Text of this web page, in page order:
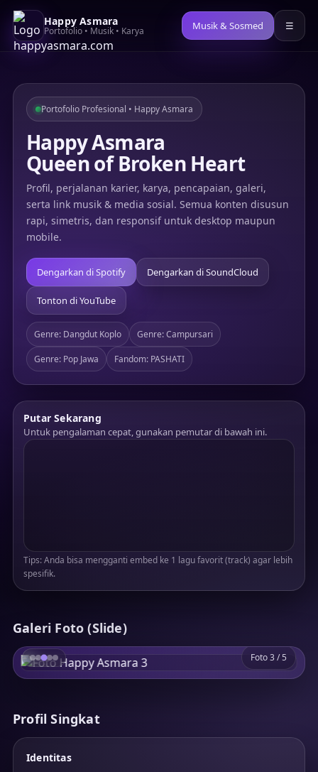
Happy Asmara
Portofolio • Musik • Karya Musik & Sosmed ☰
Portofolio Profesional • Happy Asmara
Happy Asmara
Queen of Broken Heart
Profil, perjalanan karier, karya, pencapaian, galeri,
serta link musik & media sosial. Semua konten disusun
rapi, simetris, dan responsif untuk desktop maupun
mobile.
Dengarkan di Spotify Dengarkan di SoundCloud
Tonton di YouTube
Genre: Dangdut Koplo Genre: Campursari
Genre: Pop Jawa Fandom: PASHATI
Putar Sekarang
Untuk pengalaman cepat, gunakan pemutar di bawah ini.
Tips: Anda bisa mengganti embed ke 1 lagu favorit (track) agar lebih
spesifik.
Galeri Foto (Slide)
Foto 3 / 5
Profil Singkat
Identitas